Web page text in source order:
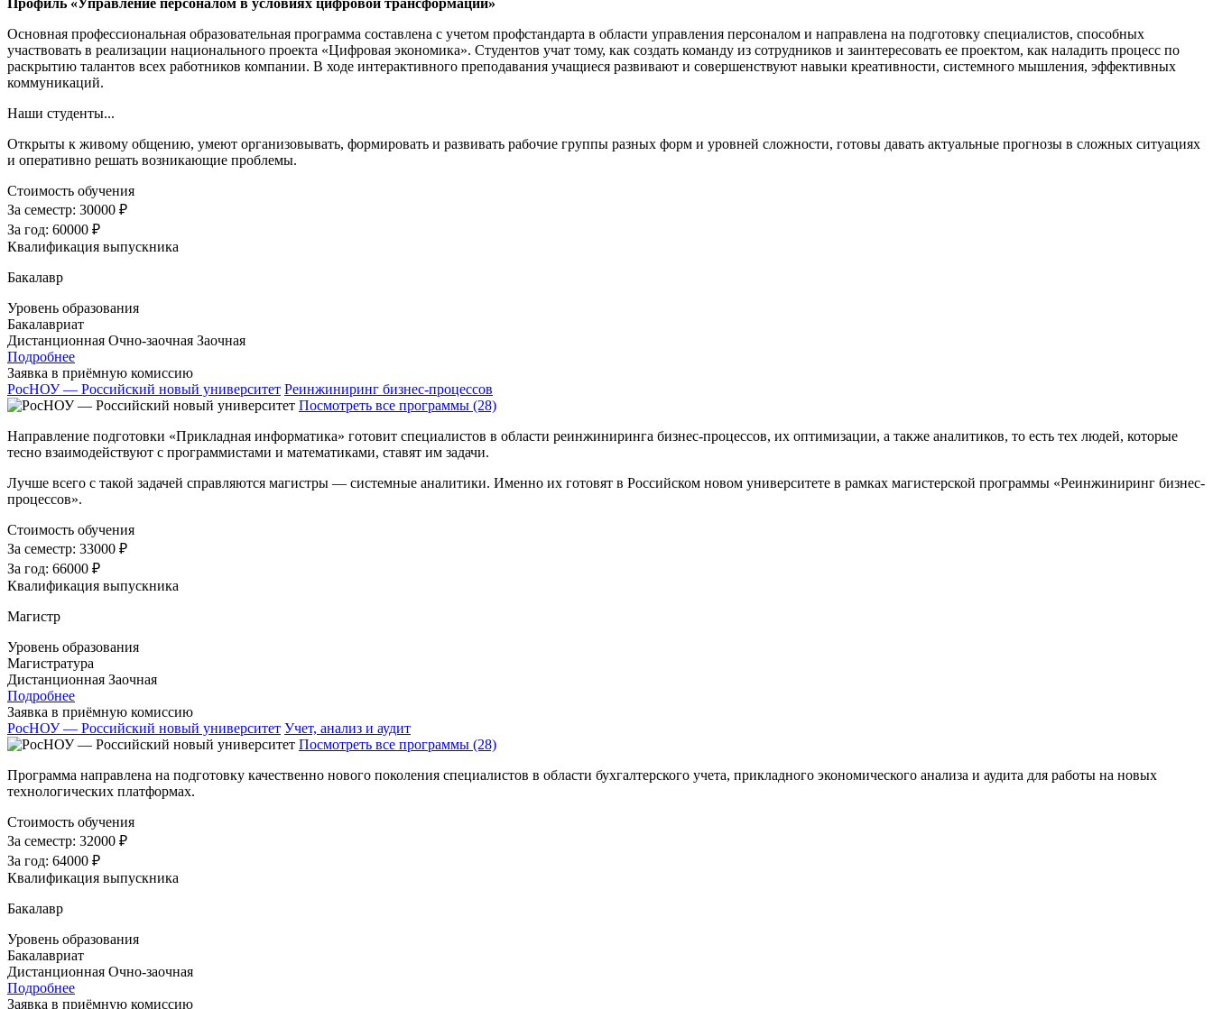
Профиль «Управление персоналом в условиях цифровой трансформации»
Основная профессиональная образовательная программа составлена с учетом профстандарта в области управления персоналом и направлена на подготовку специалистов, способных
участвовать в реализации национального проекта «Цифровая экономика». Студентов учат тому, как создать команду из сотрудников и заинтересовать ее проектом, как наладить процесс по
раскрытию талантов всех работников компании. В ходе интерактивного преподавания учащиеся развивают и совершенствуют навыки креативности, системного мышления, эффективных
коммуникаций.
Наши студенты...
Открыты к живому общению, умеют организовывать, формировать и развивать рабочие группы разных форм и уровней сложности, готовы давать актуальные прогнозы в сложных ситуациях
и оперативно решать возникающие проблемы.
Стоимость обучения
За семестр: 30000 ₽
За год: 60000 ₽
Квалификация выпускника
Бакалавр
Уровень образования
Бакалавриат
Дистанционная Очно-заочная Заочная
Подробнее
Заявка в приёмную комиссию
РосНОУ — Российский новый университет Реинжиниринг бизнес-процессов
Посмотреть все программы (28)
Направление подготовки «Прикладная информатика» готовит специалистов в области реинжиниринга бизнес-процессов, их оптимизации, а также аналитиков, то есть тех людей, которые
тесно взаимодействуют с программистами и математиками, ставят им задачи.
Лучше всего с такой задачей справляются магистры — системные аналитики. Именно их готовят в Российском новом университете в рамках магистерской программы «Реинжиниринг бизнес-
процессов».
Стоимость обучения
За семестр: 33000 ₽
За год: 66000 ₽
Квалификация выпускника
Магистр
Уровень образования
Магистратура
Дистанционная Заочная
Подробнее
Заявка в приёмную комиссию
РосНОУ — Российский новый университет Учет, анализ и аудит
Посмотреть все программы (28)
Программа направлена на подготовку качественно нового поколения специалистов в области бухгалтерского учета, прикладного экономического анализа и аудита для работы на новых
технологических платформах.
Стоимость обучения
За семестр: 32000 ₽
За год: 64000 ₽
Квалификация выпускника
Бакалавр
Уровень образования
Бакалавриат
Дистанционная Очно-заочная
Подробнее
Заявка в приёмную комиссию